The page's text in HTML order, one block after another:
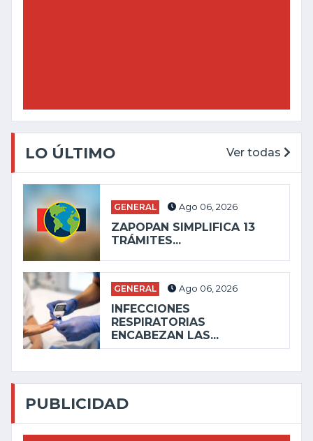
LO ÚLTIMO Ver todas
GENERAL Ago 06, 2026
ZAPOPAN SIMPLIFICA 13
TRÁMITES...
GENERAL Ago 06, 2026
INFECCIONES
RESPIRATORIAS
ENCABEZAN LAS...
PUBLICIDAD